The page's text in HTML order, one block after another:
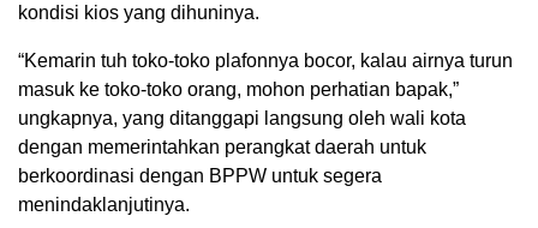
kondisi kios yang dihuninya.
“Kemarin tuh toko-toko plafonnya bocor, kalau airnya turun
masuk ke toko-toko orang, mohon perhatian bapak,”
ungkapnya, yang ditanggapi langsung oleh wali kota
dengan memerintahkan perangkat daerah untuk
berkoordinasi dengan BPPW untuk segera
menindaklanjutinya.